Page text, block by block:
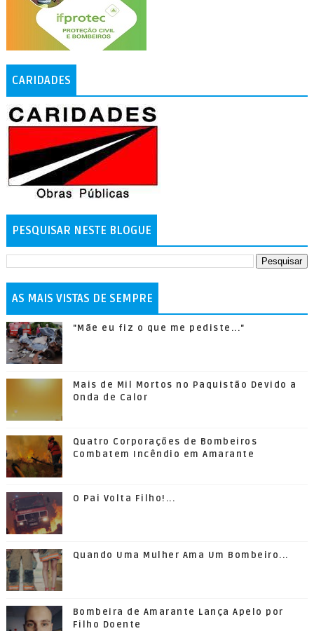
CARIDADES
PESQUISAR NESTE BLOGUE
AS MAIS VISTAS DE SEMPRE
"Mãe eu fiz o que me pediste..."
Mais de Mil Mortos no Paquistão Devido a
Onda de Calor
Quatro Corporações de Bombeiros
Combatem Incêndio em Amarante
O Pai Volta Filho!...
Quando Uma Mulher Ama Um Bombeiro...
Bombeira de Amarante Lança Apelo por
Filho Doente